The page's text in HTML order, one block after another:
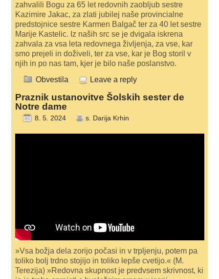
zahvalili Bogu za 65 let redovnih zaobljub sestre
Kazimire Jakac, za zlati jubilej naše provincialne
predstojnice sestre Karmen Balgač ter za 40 let sestre
Marije Kastelic. Iz naših src se je dvigala iskrena
zahvala za vsa leta redovnega življenja, za vse, kar
smo prejeli in doživeli, ter za vse, kar je Bog storil v
njih in po nas tam, kjer je bilo naše poslanstvo.
Obvestila
Leave a reply
Praznik ustanovitve Šolskih sester de
Notre dame
8. 5. 2024 s. Darija Krhin
»Vsa božja dela zorijo počasi in v trpljenju, po­tem pa
toliko bolj trdno stojijo in toliko lepše cveti­jo.« (M.
Terezija) »Redovna skupnost je predvsem skrivnost, ki